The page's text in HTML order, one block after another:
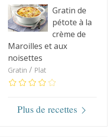
Gratin de
pétote à la
crème de
Maroilles et aux
noisettes
Gratin / Plat
Plus de recettes